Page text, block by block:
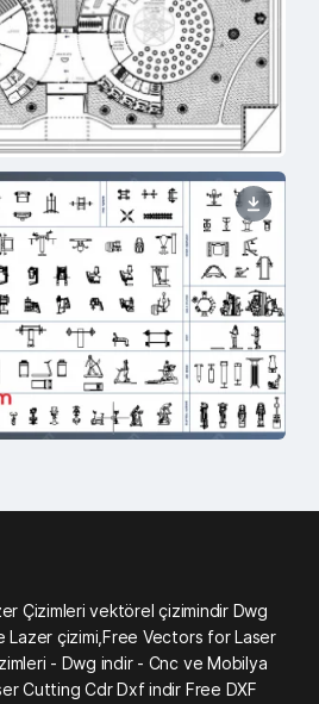
Çizimleri vektörel çizimindir Dwg
Lazer çizimi,Free Vectors for Laser
- Dwg indir - Cnc ve Mobilya
Cutting Cdr Dxf indir Free DXF